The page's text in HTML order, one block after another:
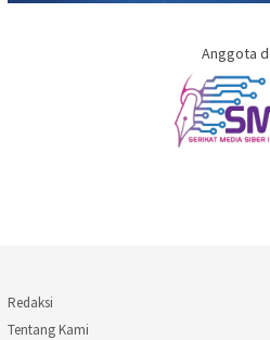
Anggota
Redaksi
Tentang Kami